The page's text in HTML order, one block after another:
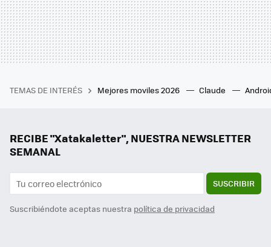
TEMAS DE INTERÉS Mejores moviles 2026 Claude
RECIBE "Xatakaletter", NUESTRA NEWSLETTER
SEMANAL
SUSCRIBIR
Suscribiéndote aceptas nuestra política de privacidad